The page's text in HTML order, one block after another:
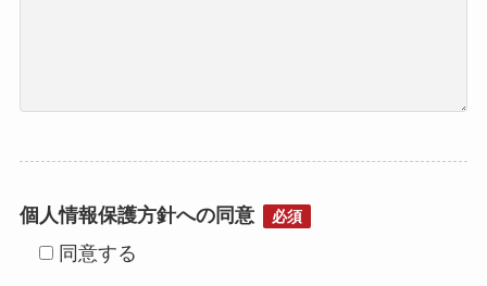
個人情報保護方針への同意 必須
同意する